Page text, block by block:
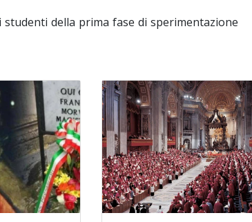
della prima fase di sperimentazione